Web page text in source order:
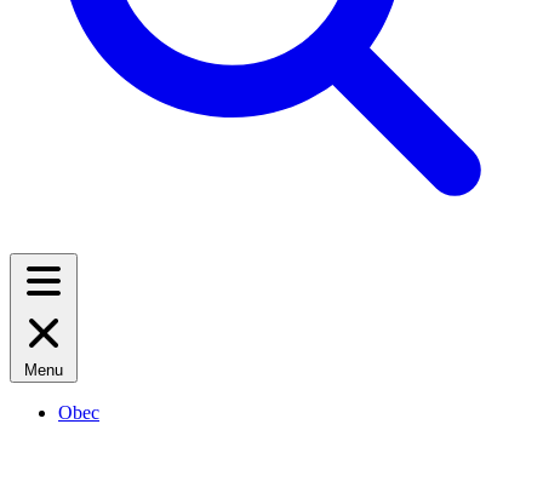
Menu
Obec